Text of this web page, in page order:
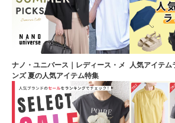
ナノ・ユニバース｜レディース・メ
ンズ 夏の人気アイテム特集
人気アイテム